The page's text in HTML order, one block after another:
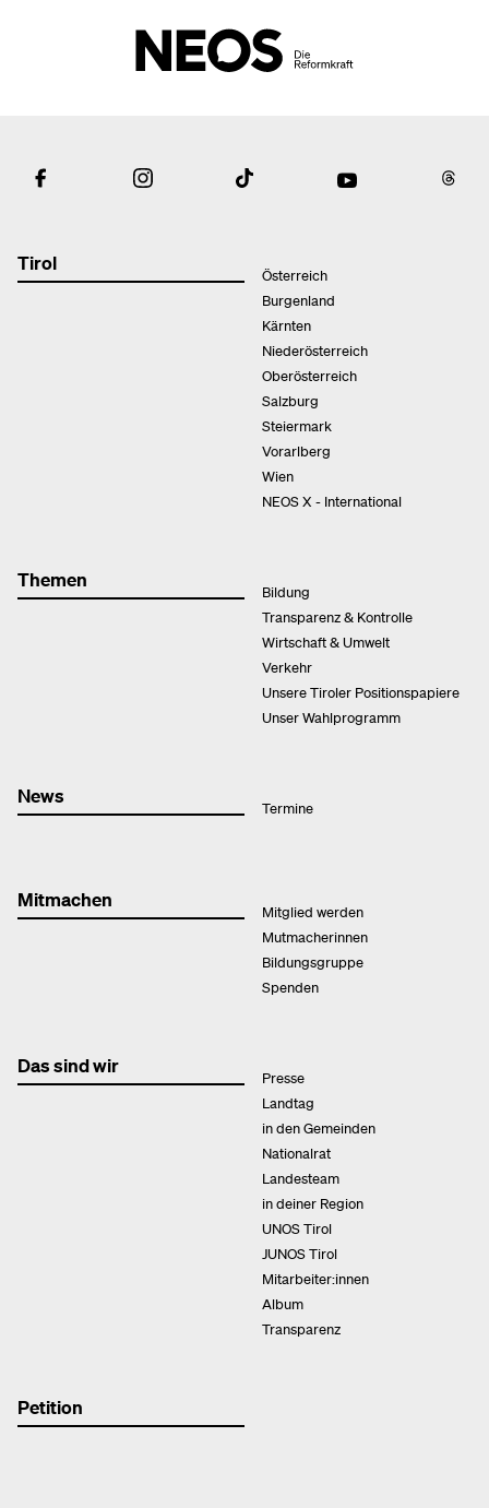
Tirol
Österreich
Burgenland
Kärnten
Niederösterreich
Oberösterreich
Salzburg
Steiermark
Vorarlberg
Wien
NEOS X - International
Themen
Bildung
Transparenz & Kontrolle
Wirtschaft & Umwelt
Verkehr
Unsere Tiroler Positionspapiere
Unser Wahlprogramm
News
Termine
Mitmachen
Mitglied werden
Mutmacherinnen
Bildungsgruppe
Spenden
Das sind wir
Presse
Landtag
in den Gemeinden
Nationalrat
Landesteam
in deiner Region
UNOS Tirol
JUNOS Tirol
Mitarbeiter:innen
Album
Transparenz
Petition